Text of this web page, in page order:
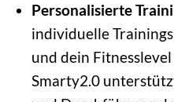
Personalisierte
individuelle
und dein
Smarty2.0